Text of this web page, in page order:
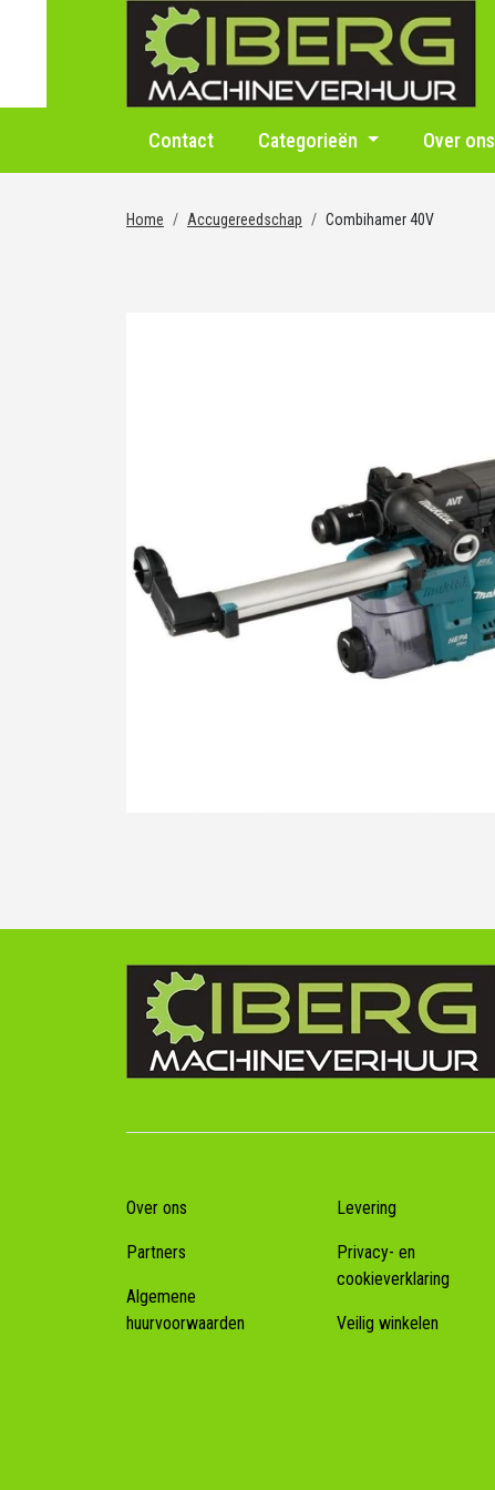
Contact Categorieën Over ons
Home Accugereedschap Combihamer 40V
Over ons
Partners
Algemene
huurvoorwaarden
Levering
Privacy- en
cookieverklaring
Veilig winkelen